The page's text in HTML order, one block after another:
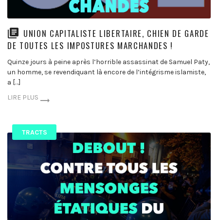
UNION CAPITALISTE LIBERTAIRE, CHIEN DE GARDE
DE TOUTES LES IMPOSTURES MARCHANDES !
Quinze jours à peine après l’horrible assassinat de Samuel Paty,
un homme, se revendiquant là encore de l’intégrisme islamiste,
a […]
LIRE PLUS
TRACTS